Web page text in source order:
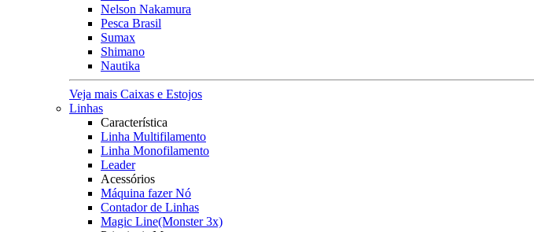
Nelson Nakamura
Pesca Brasil
Sumax
Shimano
Nautika
Veja mais Caixas e Estojos
Linhas
Característica
Linha Multifilamento
Linha Monofilamento
Leader
Acessórios
Máquina fazer Nó
Contador de Linhas
Magic Line(Monster 3x)